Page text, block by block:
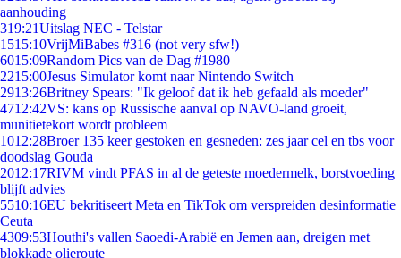
aanhouding
319:21Uitslag NEC - Telstar
1515:10VrijMiBabes #316 (not very sfw!)
6015:09Random Pics van de Dag #1980
2215:00Jesus Simulator komt naar Nintendo Switch
2913:26Britney Spears: "Ik geloof dat ik heb gefaald als moeder"
4712:42VS: kans op Russische aanval op NAVO-land groeit,
munitietekort wordt probleem
1012:28Broer 135 keer gestoken en gesneden: zes jaar cel en tbs voor
doodslag Gouda
2012:17RIVM vindt PFAS in al de geteste moedermelk, borstvoeding
blijft advies
5510:16EU bekritiseert Meta en TikTok om verspreiden desinformatie
Ceuta
4309:53Houthi's vallen Saoedi-Arabië en Jemen aan, dreigen met
blokkade olieroute